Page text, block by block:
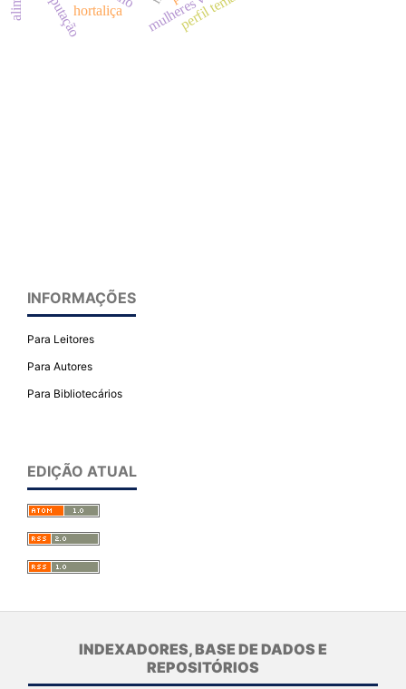
hortaliça
reputação
INFORMAÇÕES
Para Leitores
Para Autores
Para Bibliotecários
EDIÇÃO ATUAL
INDEXADORES, BASE DE DADOS E
REPOSITÓRIOS